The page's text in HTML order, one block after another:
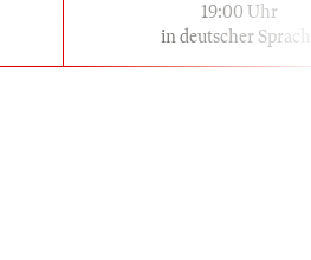
19:00 Uhr
in deutscher Sprache